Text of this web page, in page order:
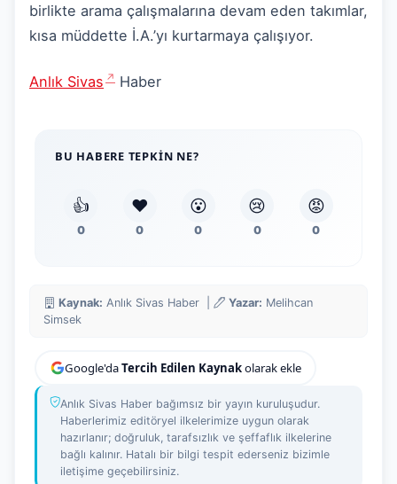
birlikte arama çalışmalarına devam eden takımlar,
kısa müddette İ.A.’yı kurtarmaya çalışıyor.
Anlık Sivas Haber
BU HABERE TEPKIN NE?
👍
0
❤️
0
😮
0
😢
0
😡
0
Kaynak: Anlık Sivas Haber | Yazar: Melihcan
Simsek
Google'daTercih Edilen Kaynakolarak ekle
Anlık Sivas Haber bağımsız bir yayın kuruluşudur.
Haberlerimiz editöryel ilkelerimize uygun olarak
hazırlanır; doğruluk, tarafsızlık ve şeffaflık ilkelerine
bağlı kalınır. Hatalı bir bilgi tespit ederseniz bizimle
iletişime geçebilirsiniz.